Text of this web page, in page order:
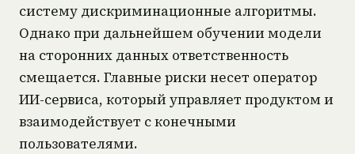
систему дискриминационные алгоритмы.
Однако при дальнейшем обучении модели
на сторонних данных ответственность
смещается. Главные риски несет оператор
ИИ-сервиса, который управляет продуктом и
взаимодействует с конечными
пользователями.